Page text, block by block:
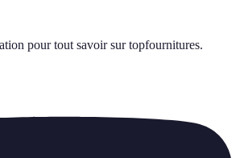
pour tout savoir sur topfournitures.